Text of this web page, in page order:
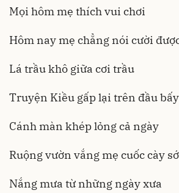
Mọi hôm mẹ thích vui chơi
Hôm nay mẹ chẳng nói cười
Lá trầu khô giữa cơi trầu
Truyện Kiều gấp lại trên đầu
Cánh màn khép lỏng cả ngày
Ruộng vườn vắng mẹ cuốc cày
Nắng mưa từ những ngày xưa